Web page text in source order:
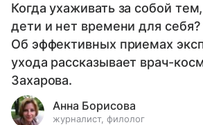
Когда ухаживать за собой
дети и нет времени для себя?
Об эффективных приемах
ухода рассказывает врач-
Захарова.
Анна Борисова
журналист, филолог